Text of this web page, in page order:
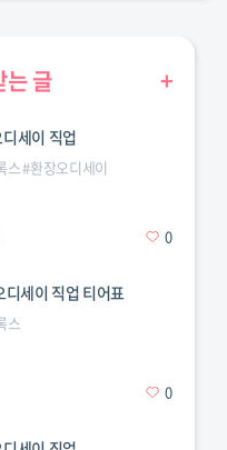
는 글 +
세이 직업
스#환장오디세이
0
디세이 직업 티어표
스
0